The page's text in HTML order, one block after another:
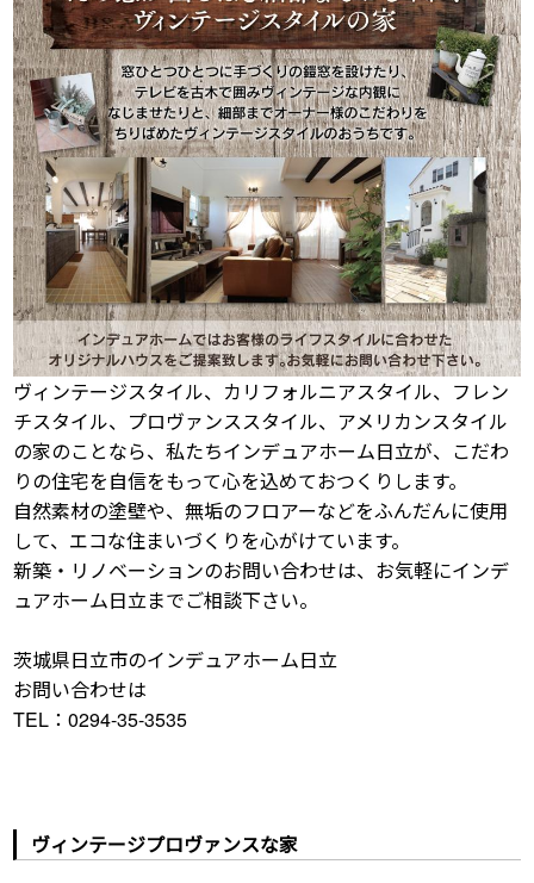
ヴィンテージスタイル、カリフォルニアスタイル、フレン
チスタイル、プロヴァンススタイル、アメリカンスタイル
の家のことなら、私たちインデュアホーム日立が、こだわ
りの住宅を自信をもって心を込めておつくりします。
自然素材の塗壁や、無垢のフロアーなどをふんだんに使用
して、エコな住まいづくりを心がけています。
新築・リノベーションのお問い合わせは、お気軽にインデ
ュアホーム日立までご相談下さい。
茨城県日立市のインデュアホーム日立
お問い合わせは
TEL：0294-35-3535
ヴィンテージプロヴァンスな家